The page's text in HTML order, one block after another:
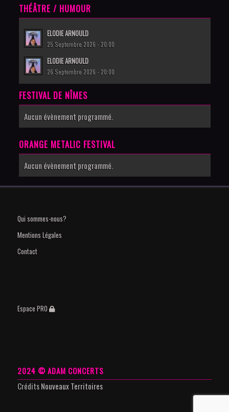
THÉÂTRE / HUMOUR
ELODIE ARNOULD
25 Septembre 2026 - 20:00
ELODIE ARNOULD
26 Septembre 2026 - 20:00
FESTIVAL DE NÎMES
Aucun évènement programmé.
ORANGE METALIC FESTIVAL
Aucun évènement programmé.
Qui sommes-nous?
Mentions Légales
Contact
Espace PRO
2024 © ADAM CONCERTS
CréditsNouveaux Territoires